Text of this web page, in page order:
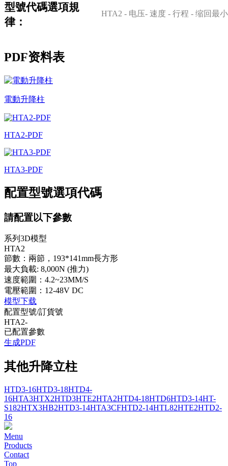
型號代碼選項規
律：
HTA2 - 电压- 速度 - 行程 - 缩回最
PDF资料表
電動升降柱
HTA2-PDF
HTA3-PDF
配置型號選項代碼
請配置以下參數
系列3D模型
HTA2
節數：兩節，193*141mm長方形
最大負載: 8,000N (推力)
速度範圍：4.2~23MM/S
電壓範圍：12-48V DC
模型下载
配置型號/訂貨號
HTA2-
已配置參數
生成PDF
其他升降立柱
HTD3-16HTD3-18HTD4-
16HTA3HTX2HTD3HTE2HTA2HTD4-18HTD6HTD3-14HT-
S182HTX3HB2HTD3-14HTA3CFHTD2-14HTL82HTE2HTD2-
16
Menu
Products
Contact
Top